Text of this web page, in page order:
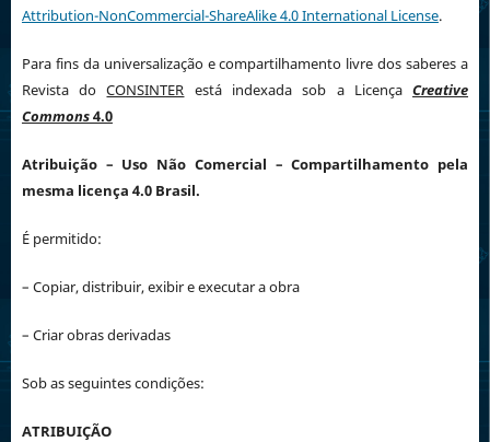
Attribution-NonCommercial-ShareAlike 4.0 International License.
Para fins da universalização e compartilhamento livre dos saberes a
Revista doCONSINTER está indexada sob a LicençaCreative
Commons4.0
Atribuição – Uso Não Comercial – Compartilhamento pela
mesma licença 4.0 Brasil.
É permitido:
– Copiar, distribuir, exibir e executar a obra
– Criar obras derivadas
Sob as seguintes condições:
ATRIBUIÇÃO